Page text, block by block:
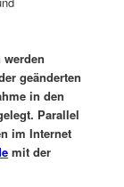
geänderten
in den
Parallel
im Internet
mit der